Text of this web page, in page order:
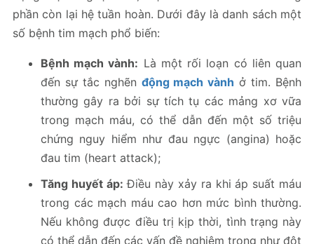
phần còn lại hệ tuần hoàn. Dưới đây là danh sách một
số bệnh tim mạch phổ biến:
Bệnh mạch vành: Là một rối loạn có liên quan
đến sự tắc nghẽn động mạch vành ở tim. Bệnh
thường gây ra bởi sự tích tụ các mảng xơ vữa
trong mạch máu, có thể dẫn đến một số triệu
chứng nguy hiểm như đau ngực (angina) hoặc
đau tim (heart attack);
Tăng huyết áp: Điều này xảy ra khi áp suất máu
trong các mạch máu cao hơn mức bình thường.
Nếu không được điều trị kịp thời, tình trạng này
có thể dẫn đến các vấn đề nghiêm trọng như đột